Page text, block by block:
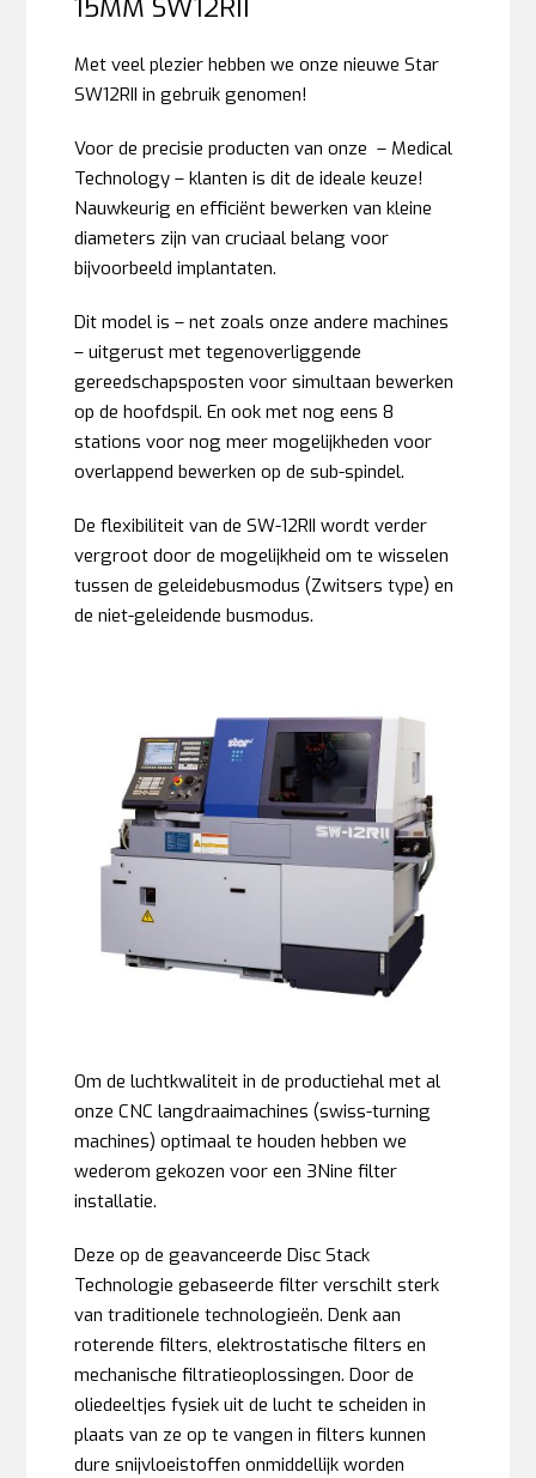
15MM SW12RII
Met veel plezier hebben we onze nieuwe Star
SW12RII in gebruik genomen!
Voor de precisie producten van onze – Medical
Technology – klanten is dit de ideale keuze!
Nauwkeurig en efficiënt bewerken van kleine
diameters zijn van cruciaal belang voor
bijvoorbeeld implantaten.
Dit model is – net zoals onze andere machines
– uitgerust met tegenoverliggende
gereedschapsposten voor simultaan bewerken
op de hoofdspil. En ook met nog eens 8
stations voor nog meer mogelijkheden voor
overlappend bewerken op de sub-spindel.
De flexibiliteit van de SW-12RII wordt verder
vergroot door de mogelijkheid om te wisselen
tussen de geleidebusmodus (Zwitsers type) en
de niet-geleidende busmodus.
Om de luchtkwaliteit in de productiehal met al
onze CNC langdraaimachines (swiss-turning
machines) optimaal te houden hebben we
wederom gekozen voor een 3Nine filter
installatie.
Deze op de geavanceerde Disc Stack
Technologie gebaseerde filter verschilt sterk
van traditionele technologieën. Denk aan
roterende filters, elektrostatische filters en
mechanische filtratieoplossingen. Door de
oliedeeltjes fysiek uit de lucht te scheiden in
plaats van ze op te vangen in filters kunnen
dure snijvloeistoffen onmiddellijk worden